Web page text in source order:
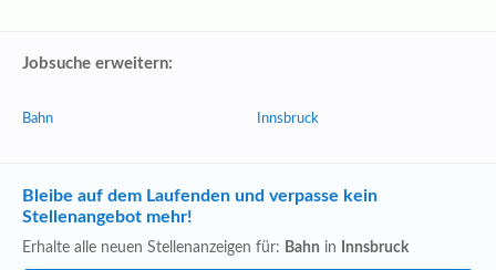
Jobsuche erweitern:
Bahn Innsbruck
Bleibe auf dem Laufenden und verpasse kein
Stellenangebot mehr!
Erhalte alle neuen Stellenanzeigen für: Bahn in Innsbruck